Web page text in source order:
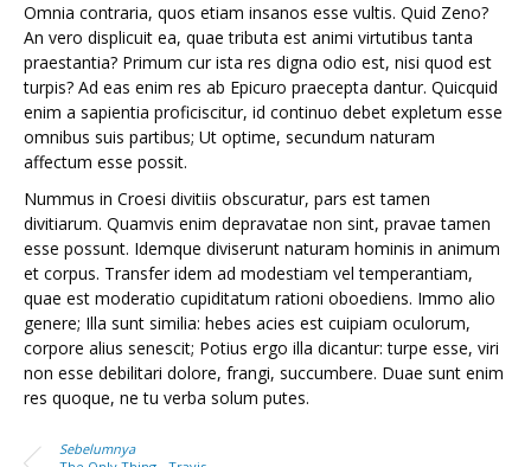
Omnia contraria, quos etiam insanos esse vultis. Quid Zeno?
An vero displicuit ea, quae tributa est animi virtutibus tanta
praestantia? Primum cur ista res digna odio est, nisi quod est
turpis? Ad eas enim res ab Epicuro praecepta dantur. Quicquid
enim a sapientia proficiscitur, id continuo debet expletum esse
omnibus suis partibus; Ut optime, secundum naturam
affectum esse possit.
Nummus in Croesi divitiis obscuratur, pars est tamen
divitiarum. Quamvis enim depravatae non sint, pravae tamen
esse possunt. Idemque diviserunt naturam hominis in animum
et corpus. Transfer idem ad modestiam vel temperantiam,
quae est moderatio cupiditatum rationi oboediens. Immo alio
genere; Illa sunt similia: hebes acies est cuipiam oculorum,
corpore alius senescit; Potius ergo illa dicantur: turpe esse, viri
non esse debilitari dolore, frangi, succumbere. Duae sunt enim
res quoque, ne tu verba solum putes.
Sebelumnya